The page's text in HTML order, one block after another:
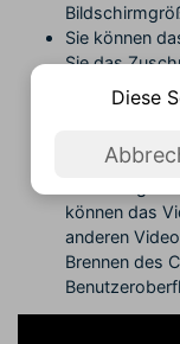
Sie können
Sie das
positionieren.
Sobald Sie
zufrieden
'Exportieren'
können das
anderen
Brennen des
Diese